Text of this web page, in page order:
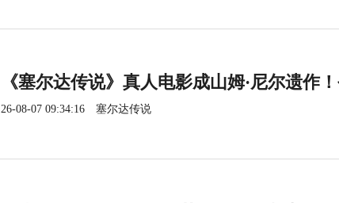
《塞尔达传说》真人电影成山姆·尼尔遗作
26-08-07 09:34:16 塞尔达传说